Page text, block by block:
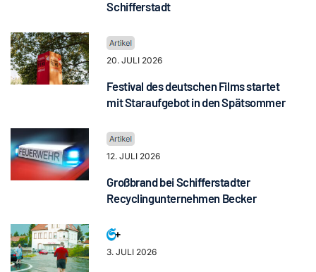
Schifferstadt
20. JULI 2026
Festival des deutschen Films startet
mit Staraufgebot in den Spätsommer
12. JULI 2026
Großbrand bei Schifferstadter
Recyclingunternehmen Becker
3. JULI 2026